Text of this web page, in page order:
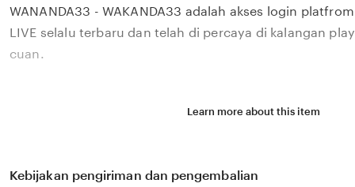
description
WANANDA33 - WAKANDA33 adalah akses login
LIVE selalu terbaru dan telah di percaya di kalangan
cuan.
Learn more about this item
Kebijakan pengiriman dan pengembalian